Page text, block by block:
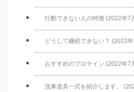
行動できない人の特徴 (2022年7
どうして継続できない？ (2022
おすすめのプロテイン (2022年7
洗車道具一式を紹介します。